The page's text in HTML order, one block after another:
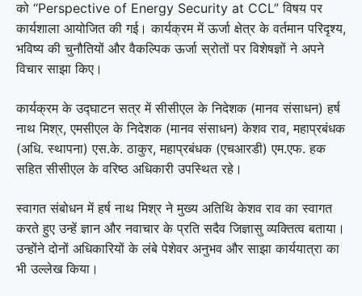
को “Perspective of Energy Security at CCL” विषय पर
कार्यशाला आयोजित की गई। कार्यक्रम में ऊर्जा क्षेत्र के वर्तमान परिदृश्य,
भविष्य की चुनौतियों और वैकल्पिक ऊर्जा स्रोतों पर विशेषज्ञों ने अपने
विचार साझा किए।
कार्यक्रम के उद्घाटन सत्र में सीसीएल के निदेशक (मानव संसाधन) हर्ष
नाथ मिश्र, एमसीएल के निदेशक (मानव संसाधन) केशव राव, महाप्रबंधक
(अधि. स्थापना) एस.के. ठाकुर, महाप्रबंधक (एचआरडी) एम.एफ. हक
सहित सीसीएल के वरिष्ठ अधिकारी उपस्थित रहे।
स्वागत संबोधन में हर्ष नाथ मिश्र ने मुख्य अतिथि केशव राव का स्वागत
करते हुए उन्हें ज्ञान और नवाचार के प्रति सदैव जिज्ञासु व्यक्तित्व बताया।
उन्होंने दोनों अधिकारियों के लंबे पेशेवर अनुभव और साझा कार्ययात्रा का
भी उल्लेख किया।